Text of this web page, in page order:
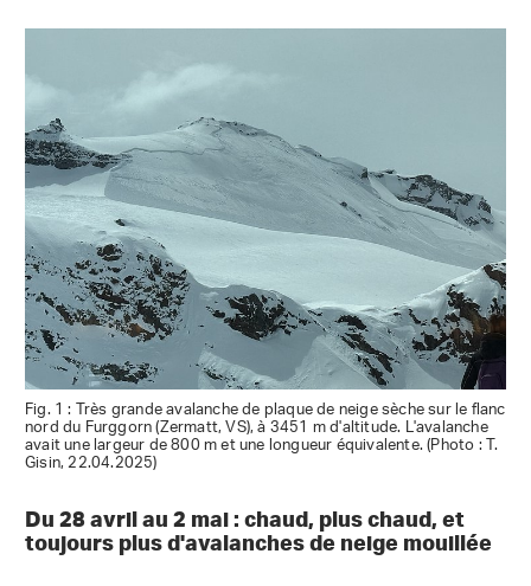
Fig. 1 : Très grande avalanche de plaque de neige sèche sur le flanc
nord du Furggorn (Zermatt, VS), à 3451 m d'altitude. L'avalanche
avait une largeur de 800 m et une longueur équivalente. (Photo : T.
Gisin, 22.04.2025)
Du 28 avril au 2 mai : chaud, plus chaud, et
toujours plus d'avalanches de neige mouillée